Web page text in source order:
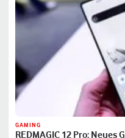
GAMING
REDMAGIC 12 Pro: